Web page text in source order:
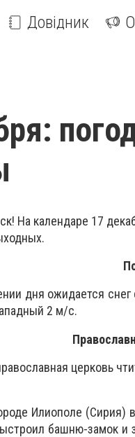
Довідник
На календаре 17
дня ожидается
2 м/с.
церковь
Илиополе
башню-замок и